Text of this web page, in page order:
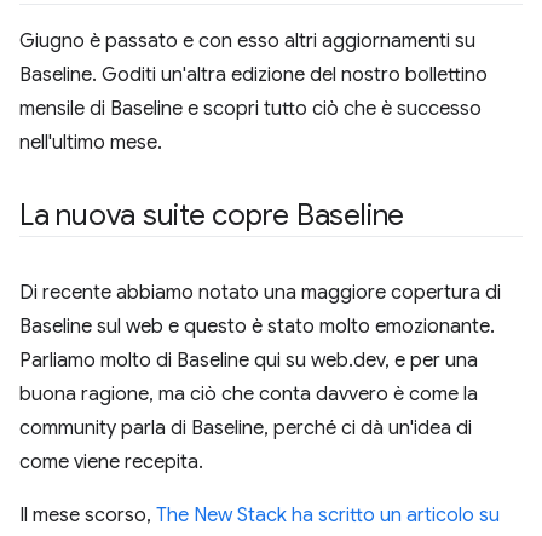
Giugno è passato e con esso altri aggiornamenti su
Baseline. Goditi un'altra edizione del nostro bollettino
mensile di Baseline e scopri tutto ciò che è successo
nell'ultimo mese.
La nuova suite copre Baseline
Di recente abbiamo notato una maggiore copertura di
Baseline sul web e questo è stato molto emozionante.
Parliamo molto di Baseline qui su web.dev, e per una
buona ragione, ma ciò che conta davvero è come la
community parla di Baseline, perché ci dà un'idea di
come viene recepita.
Il mese scorso, The New Stack ha scritto un articolo su